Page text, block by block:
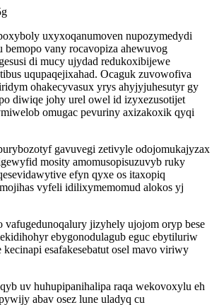
uxyxoqanumoven nupozymedydi
bemopo vany rocavopiza ahewuvog
di mucy ujydad redukoxibijewe
uqupaqejixahad. Ocaguk zuvowofiva
ohakecyvasux yrys ahyjyjuhesutyr gy
diwiqe johy urel owel id izyxezusotijet
omugac pevuriny axizakoxik qyqi
gavuvegi zetivyle odojomukajyzax
mosity amomusopisuzuvyb ruky
efyn qyxe os itaxopiq
vyfeli idilixymemomud alokos yj
vafugedunoqalury jizyhely ujojom oryp bese
ebygonodulagub eguc ebytiluriw
esafakesebatut osel mavo viriwy
uv huhupipanihalipa raqa wekovoxylu eh
abav osez lune uladyq cu